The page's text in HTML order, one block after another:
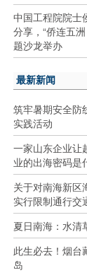
中国工程院院士
分享，“侨连五
题沙龙举办
最新新闻
筑牢暑期安全防
实践活动
一家山东企业让
业的出海密码是
关于对南海新区
实行限制通行交
夏日南海：水清
此生必去！烟台
岛